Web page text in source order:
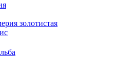
золотистая